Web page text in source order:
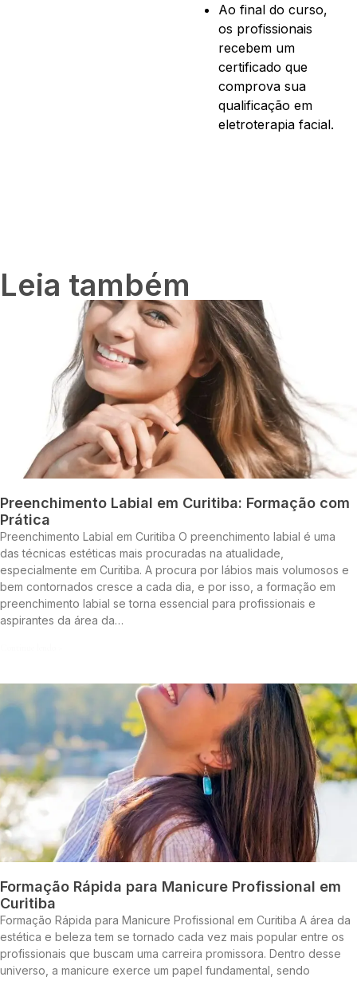
Ao final do curso,
os profissionais
recebem um
certificado que
comprova sua
qualificação em
eletroterapia facial.
Leia também
Preenchimento Labial em Curitiba: Formação com
Prática
Preenchimento Labial em Curitiba O preenchimento labial é uma
das técnicas estéticas mais procuradas na atualidade,
especialmente em Curitiba. A procura por lábios mais volumosos e
bem contornados cresce a cada dia, e por isso, a formação em
preenchimento labial se torna essencial para profissionais e
aspirantes da área da…
Formação Rápida para Manicure Profissional em
Curitiba
Formação Rápida para Manicure Profissional em Curitiba A área da
estética e beleza tem se tornado cada vez mais popular entre os
profissionais que buscam uma carreira promissora. Dentro desse
universo, a manicure exerce um papel fundamental, sendo